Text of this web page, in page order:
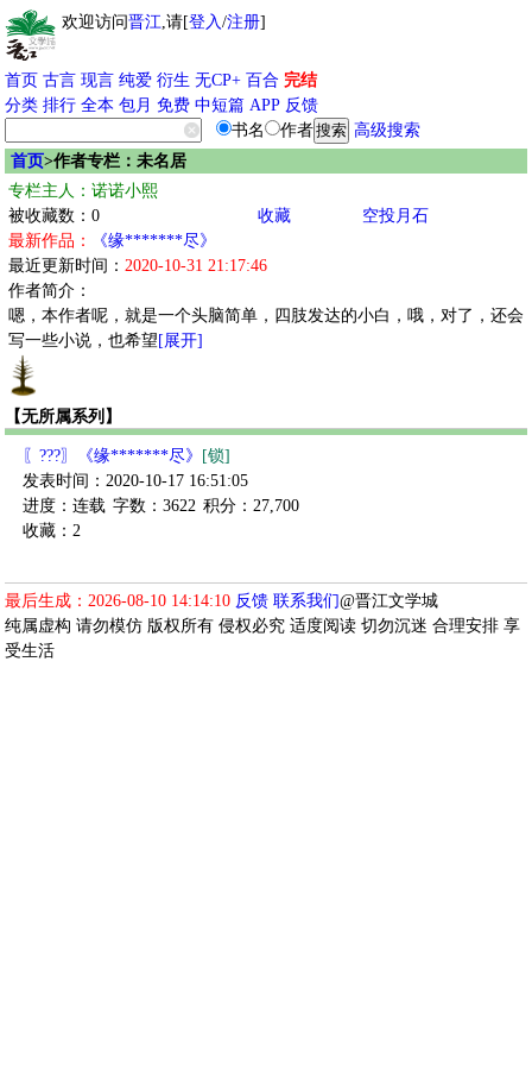
欢迎访问晋江,请[登入/注册]
首页 古言 现言 纯爱 衍生 无CP+ 百合 完结
分类 排行 全本 包月 免费 中短篇 APP 反馈
书名
作者
高级搜索
首页>作者专栏：未名居
专栏主人：诺诺小熙
被收藏数：0
收藏
空投月石
最新作品：
《缘*******尽》
最近更新时间： 2020-10-31 21:17:46
作者简介：
嗯，本作者呢，就是一个头脑简单，四肢发达的小白，哦，对了，还会
写一些小说，也希望 [展开]
【无所属系列】
〖???〗《缘*******尽》
[锁]
发表时间：2020-10-17 16:51:05
进度：连载 字数：3622 积分：27,700
收藏：2
最后生成：2026-08-10 14:14:10 反馈 联系我们@晋江文学城
纯属虚构 请勿模仿 版权所有 侵权必究 适度阅读 切勿沉迷 合理安排 享
受生活